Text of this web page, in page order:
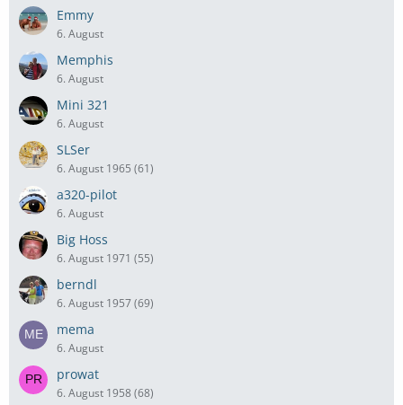
Emmy
6. August
Memphis
6. August
Mini 321
6. August
SLSer
6. August 1965 (61)
a320-pilot
6. August
Big Hoss
6. August 1971 (55)
berndl
6. August 1957 (69)
mema
6. August
prowat
6. August 1958 (68)